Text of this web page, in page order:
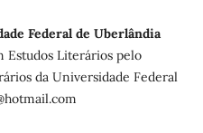
Federal de Uberlândia
Estudos Literários pelo
da Universidade Federal